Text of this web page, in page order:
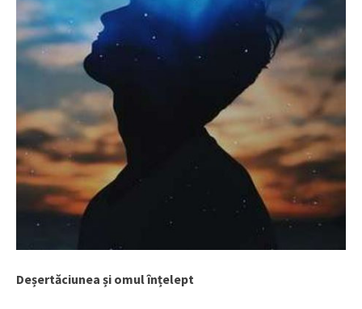
Deșertăciunea și omul înțelept